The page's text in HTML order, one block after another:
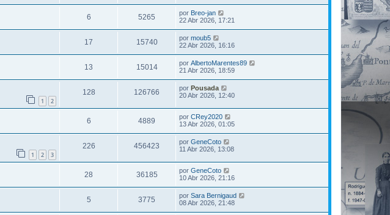
6 5265 por Breo-jan
22 Abr 2026, 17:21
17 15740 por moub5
22 Abr 2026, 16:16
13 15014 por AlbertoMarentes89
21 Abr 2026, 18:59
1 2
128 126766 por Pousada
20 Abr 2026, 12:40
6 4889 por CRey2020
13 Abr 2026, 01:05
1 2 3
226 456423 por GeneCoto
11 Abr 2026, 13:08
28 36185 por GeneCoto
10 Abr 2026, 21:16
5 3775 por Sara Bernigaud
08 Abr 2026, 21:48